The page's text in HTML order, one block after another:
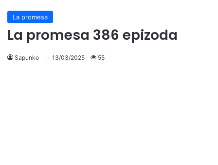
La promesa
La promesa 386 epizoda
Sapunko 13/03/2025 55